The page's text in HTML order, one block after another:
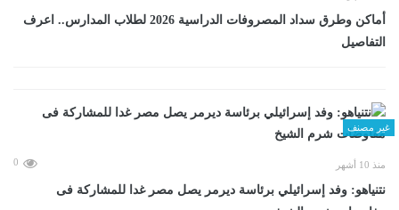
أماكن وطرق سداد المصروفات الدراسية 2026 لطلاب المدارس.. اعرف
التفاصيل
غير مصنف
منذ 10 أشهر 0
نتنياهو: وفد إسرائيلي برئاسة ديرمر يصل مصر غدا للمشاركة فى